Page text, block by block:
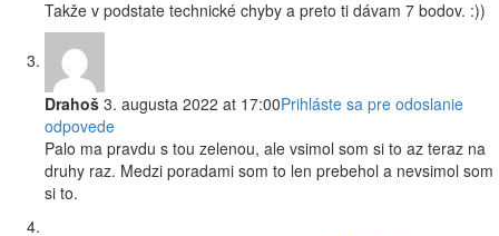
Takže v podstate technické chyby a preto ti dávam 7 bodov. :))
Drahoš 3. augusta 2022 at 17:00Prihláste sa pre odoslanie
odpovede
Palo ma pravdu s tou zelenou, ale vsimol som si to az teraz na
druhy raz. Medzi poradami som to len prebehol a nevsimol som
si to.